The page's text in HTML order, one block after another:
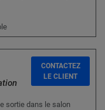
sortie dans le salon
CONTACTEZ
LE CLIENT